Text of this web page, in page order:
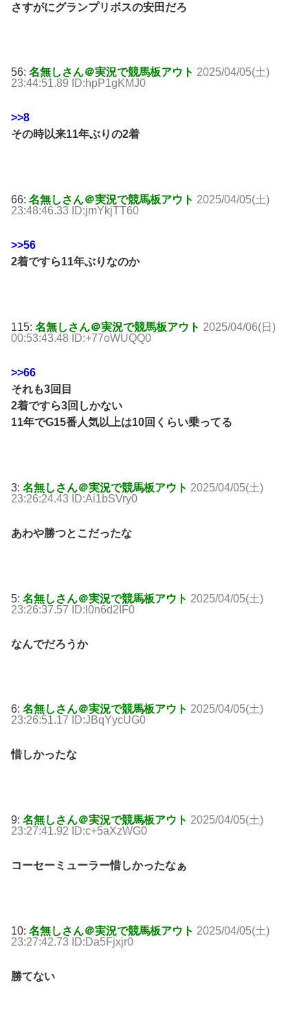
さすがにグランプリボスの安田だろ
56: 名無しさん＠実況で競馬板アウト 2025/04/05(土)
23:44:51.89 ID:hpP1gKMJ0
>>8
その時以来11年ぶりの2着
66: 名無しさん＠実況で競馬板アウト 2025/04/05(土)
23:48:46.33 ID:jmYkjTT60
>>56
2着ですら11年ぶりなのか
115: 名無しさん＠実況で競馬板アウト 2025/04/06(日)
00:53:43.48 ID:+77oWUQQ0
>>66
それも3回目
2着ですら3回しかない
11年でG15番人気以上は10回くらい乗ってる
3: 名無しさん＠実況で競馬板アウト 2025/04/05(土)
23:26:24.43 ID:Ai1bSVry0
あわや勝つとこだったな
5: 名無しさん＠実況で競馬板アウト 2025/04/05(土)
23:26:37.57 ID:l0n6d2IF0
なんでだろうか
6: 名無しさん＠実況で競馬板アウト 2025/04/05(土)
23:26:51.17 ID:JBqYycUG0
惜しかったな
9: 名無しさん＠実況で競馬板アウト 2025/04/05(土)
23:27:41.92 ID:c+5aXzWG0
コーセーミューラー惜しかったなぁ
10: 名無しさん＠実況で競馬板アウト 2025/04/05(土)
23:27:42.73 ID:Da5Fjxjr0
勝てない